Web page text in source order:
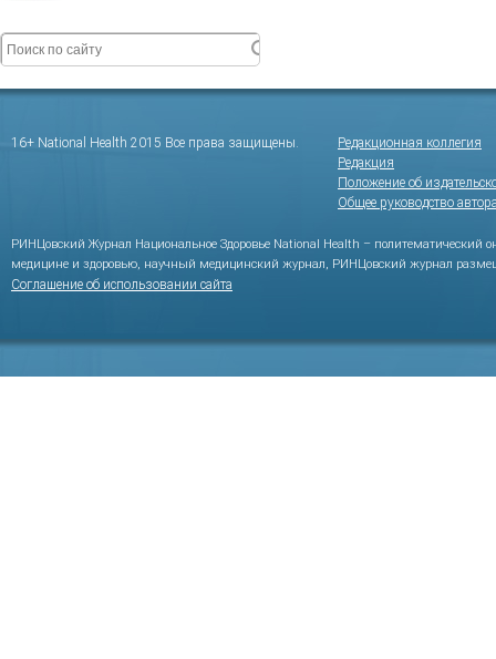
16+ National Health 2015 Все права защищены.
Редакционная коллегия
Редакция
Положение об
Общее руководство
РИНЦовский Журнал Национальное Здоровье National Health –
медицине и здоровью, научный медицинский журнал, РИНЦовский журнал
Соглашение об использовании сайта